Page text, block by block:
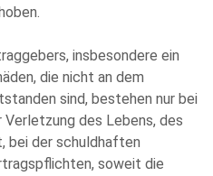
insbesondere ein
die nicht an dem
sind, bestehen nur bei
des Lebens, des
bei der schuldhaften
soweit die